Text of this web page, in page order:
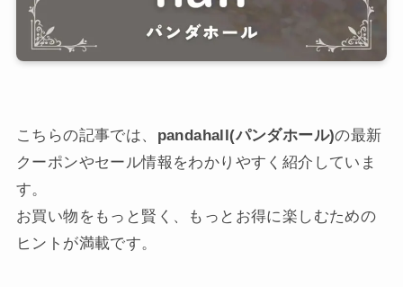
こちらの記事では、 pandahall(パンダホール)の最新
クーポンやセール情報をわかりやすく紹介していま
す。
お買い物をもっと賢く、もっとお得に楽しむための
ヒントが満載です。